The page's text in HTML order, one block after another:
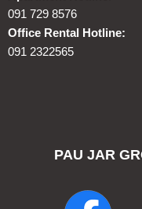
091 729 8576
Office Rental Hotline:
091 2322565
PAU JAR